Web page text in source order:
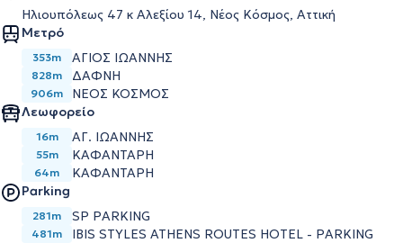
Ηλιουπόλεως 47 κ Αλεξίου 14, Νέος Κόσμος, Αττική
Μετρό
353m ΑΓΙΟΣ ΙΩΑΝΝΗΣ
828m ΔΑΦΝΗ
906m
ΝΕΟΣ ΚΟΣΜΟΣ
Λεωφορείο
16m ΑΓ. ΙΩΑΝΝΗΣ
55m ΚΑΦΑΝΤΑΡΗ
64m
ΚΑΦΑΝΤΑΡΗ
Parking
281m SP PARKING
481m IBIS STYLES ATHENS ROUTES HOTEL - PARKING